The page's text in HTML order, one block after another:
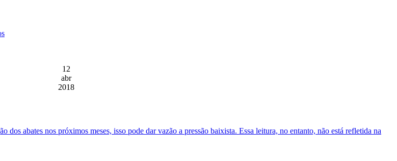
12
abr
2018
abates nos próximos meses, isso pode dar vazão a pressão baixista. Essa leitura, no entanto, não está refletida na